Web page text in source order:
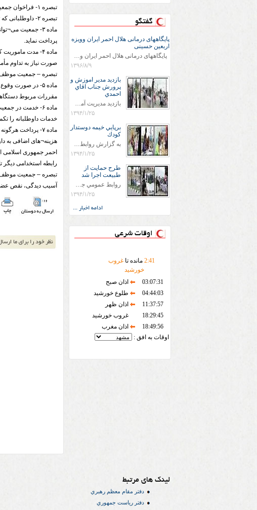
گفتگو
پایگاههای درمانی هلال احمر ایران وویزه
اربعین حسینی
پایگاههای درمانی هلال احمر ایران وویزه اربعین حسینی
۱۳۹۶/۸/۹
بازديد مدير اموزش و
پرورش جناب اقاي
احمدي
بازديد مديريت آموزش و پروش جناب اقاي احمدي به همراه اعضاي ستاد اسكان آموزش و پروش شهرستان سرخس در ساعت 11:30 در مورخه 11/1/1394 صورت گرفت و مسئولین با حضور در پست مسافرين نوروزی كه جمعیت هلال احمر شهرستان از نزدیک در جریان روند اجرای طرح های قرار گرفتند .
۱۳۹۴/۱/۲۵
برپايي خيمه دوستدار
كودك
به گزارش روابط عمومي جمعيت هلال احمر شهرستان سرخس علاوه بر اجرای خدمات امدادی، راهنمایی های گردشگری و موقعیت های جغرافیایی و برپایی چادرهای سلامت به منظور سنجش رایگان فشار و قندخون مسافران، ، خيمه هايي.با عنوان دوستدار کودک تجهیزشده که دراین فضا کودکان مراجعه کننده از طریق نقاشی و سایر هنرهای تجسمی با مفاهیم جمعیت هلال احمر و اصول هفتگانه آن آشنا می شوند. به دليل حضور چشم گير كودكان و خانواده ها سعی شده در قالب های متناسب با سنین کودکان مراجعه کنند
۱۳۹۴/۱/۲۵
طرح حمايت از
طبيعت اجرا شد
روابط عمومي جمعيت هلال احمر سرخس جمعيت هلال احمر سرخس در روز طبيعت جوانان جمعيت هلال احمر سرخس در راستاي حفاظت و حمايت از محيط زيست با انگيزه داشتن طبيعت زيبا و بدون زباله و جهت فرهنگ سازي طرح حمايت از طبيعت را اجرا نمودند. اين طرح با رويكرد حمايتي و اموزشي در خصوص اشتي باطبيعت اجرا شد و در اين طرح 700 عدد كيسه زباله وبروشور در خروجي هاي شهر بين همشهريان و مسافرين نوروزي توزيع گرديد و در راه بازگشت كيسه هاي زباله توسط همشهريان به مامورين محترم شهرداري مستقر در ورودي شهر
۱۳۹۴/۱/۲۵
ادامه اخبار ...
اوقات شرعی
2:41 مانده تاغروب
خورشید
03:07:31
اذان صبح
04:44:03
طلوع خورشید
11:37:57
اذان ظهر
18:29:45
غروب خورشید
18:49:56
اذان مغرب
اوقات به افق :
تبصره ۱- فراخوان جمعیت از میان نیروهای آموزش دیده، سازماندهی شده یا دارای تخصص و مهارت موردنیاز صورت می¬پذیرد.
تبصره ۲- داوطلبانی که تمایل به مشارکت در انجام عملیات امدادی دارند باید با صدور حکم مأموریت جمعیت به عملیات اعزام شوند.
ماده ۳- جمعیت
پرداخت نماید.
ماده ۴- مدت
صورت نیاز به تداوم
تبصره – جمعیت موظف
ماده ۵- در صورت
مقررات مربوط
ماده ۶- خدمت در
خدمات داوطلبانه را
ماده ۷- پرداخت
رابطه استخدامی دیگر
تبصره – جمعیت موظف
آسیب دیدگی، نقص
لینک های مرتبط
دفتر مقام معظم رهبري
دفتر رياست جمهوري